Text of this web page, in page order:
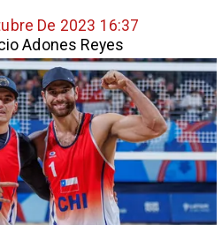
De 2023 16:37
Adones Reyes